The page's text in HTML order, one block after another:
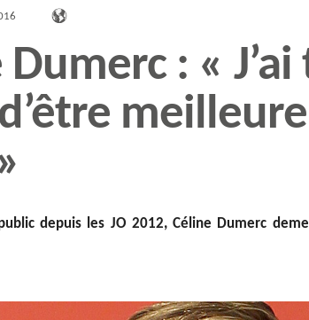
Dumerc : «
depuis les JO 2012, Céline Dumerc